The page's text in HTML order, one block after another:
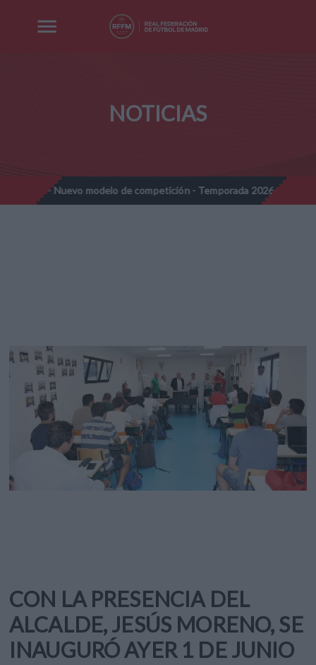
NOTICIAS
modelo de competición - Temporada 2026-2027 //
CON LA PRESENCIA DEL
ALCALDE, JESÚS MORENO, SE
INAUGURÓ AYER 1 DE JUNIO